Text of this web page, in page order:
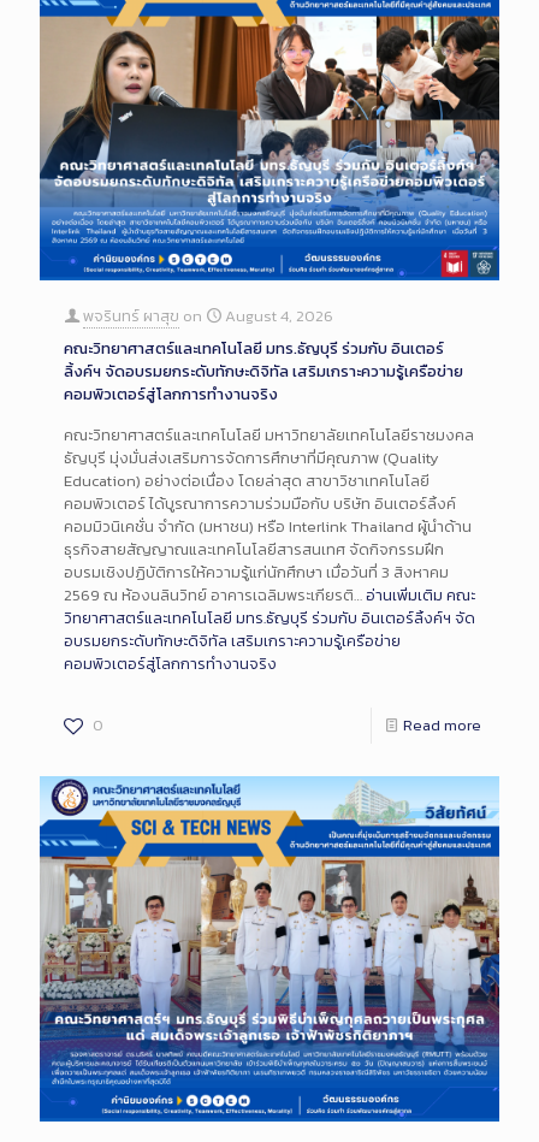
พจรินทร์ ผาสุข on
August 4, 2026
คณะวิทยาศาสตร์และเทคโนโลยี มทร.ธัญบุรี ร่วมกับ อินเตอร์
ลิ้งค์ฯ จัดอบรมยกระดับทักษะดิจิทัล เสริมเกราะความรู้เครือข่าย
คอมพิวเตอร์สู่โลกการทำงานจริง
คณะวิทยาศาสตร์และเทคโนโลยี มหาวิทยาลัยเทคโนโลยีราชมงคล
ธัญบุรี มุ่งมั่นส่งเสริมการจัดการศึกษาที่มีคุณภาพ (Quality
Education) อย่างต่อเนื่อง โดยล่าสุด สาขาวิชาเทคโนโลยี
คอมพิวเตอร์ ได้บูรณาการความร่วมมือกับ บริษัท อินเตอร์ลิ้งค์
คอมมิวนิเคชั่น จำกัด (มหาชน) หรือ Interlink Thailand ผู้นำด้าน
ธุรกิจสายสัญญาณและเทคโนโลยีสารสนเทศ จัดกิจกรรมฝึก
อบรมเชิงปฏิบัติการให้ความรู้แก่นักศึกษา เมื่อวันที่ 3 สิงหาคม
2569 ณ ห้องนลินวิทย์ อาคารเฉลิมพระเกียรติ…อ่านเพิ่มเติม คณะ
วิทยาศาสตร์และเทคโนโลยี มทร.ธัญบุรี ร่วมกับ อินเตอร์ลิ้งค์ฯ จัด
อบรมยกระดับทักษะดิจิทัล เสริมเกราะความรู้เครือข่าย
คอมพิวเตอร์สู่โลกการทำงานจริง
0 Read more